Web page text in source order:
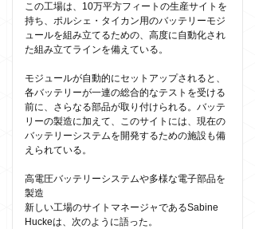
この工場は、10万平方フィートの生産サイトを
持ち、ポルシェ・タイカン用のバッテリーモジ
ュールを組み立てるための、高度に自動化され
た組み立てラインを備えている。
モジュールが自動的にセットアップされると、
各バッテリーが一連の総合的なテストを受ける
前に、さらなる部品が取り付けられる。バッテ
リーの製造に加えて、このサイトには、現在の
バッテリーシステムを開発するための施設も備
えられている。
高電圧バッテリーシステムや多様な電子部品を
製造
新しい工場のサイトマネージャであるSabine
Huckeは、次のように語った。